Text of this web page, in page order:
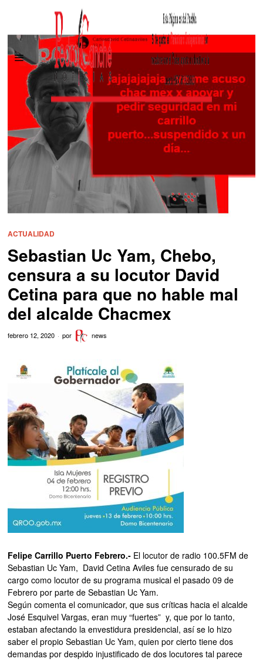
ACTUALIDAD
Sebastian Uc Yam, Chebo,
censura a su locutor David
Cetina para que no hable mal
del alcalde Chacmex
febrero 12, 2020 por news
Felipe Carrillo Puerto Febrero.- El locutor de radio 100.5FM de
Sebastian Uc Yam, David Cetina Aviles fue censurado de su
cargo como locutor de su programa musical el pasado 09 de
Febrero por parte de Sebastian Uc Yam.
Según comenta el comunicador, que sus críticas hacia el alcalde
José Esquivel Vargas, eran muy “fuertes” y, que por lo tanto,
estaban afectando la envestidura presidencial, así se lo hizo
saber el propio Sebastian Uc Yam, quien por cierto tiene dos
demandas por despido injustificado de dos locutores tal parece